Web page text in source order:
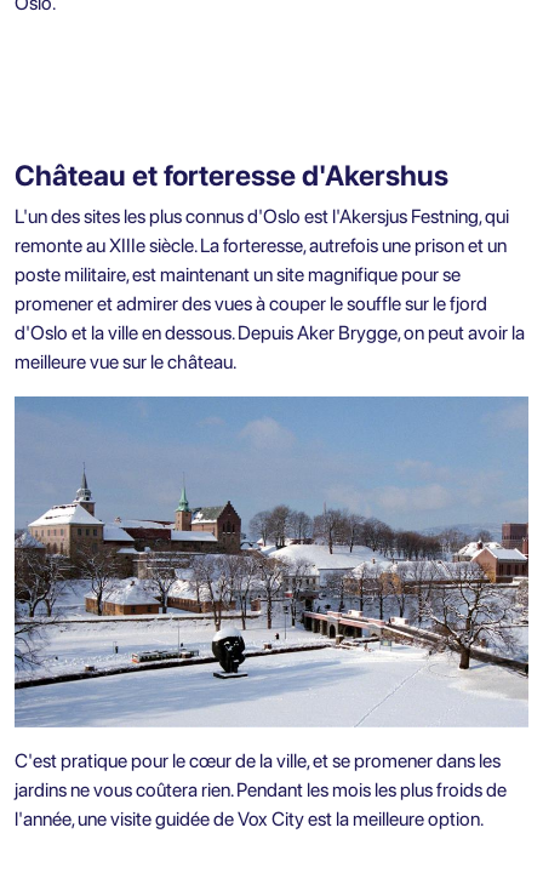
Château et forteresse d'Akershus
L'un des sites les plus connus d'Oslo est l'Akersjus Festning, qui
remonte au XIIIe siècle. La forteresse, autrefois une prison et un
poste militaire, est maintenant un site magnifique pour se
promener et admirer des vues à couper le souffle sur le fjord
d'Oslo et la ville en dessous. Depuis Aker Brygge, on peut avoir la
meilleure vue sur le château.
C'est pratique pour le cœur de la ville, et se promener dans les
jardins ne vous coûtera rien. Pendant les mois les plus froids de
l'année, une visite guidée de Vox City est la meilleure option.